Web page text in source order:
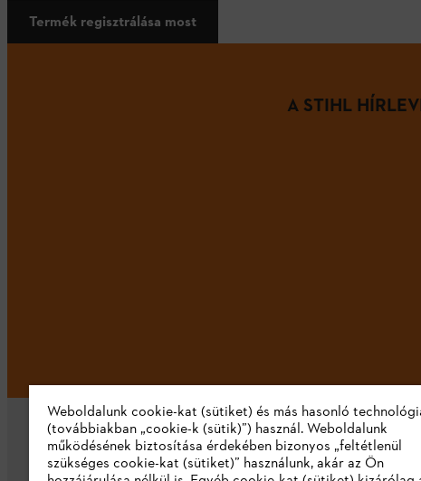
Termék regisztrálása most
A STIHL
Weboldalunk cookie-kat (sütiket) és más hasonló
(továbbiakban „cookie-k (sütik)”) használ. Weboldalunk
működésének biztosítása érdekében bizonyos „feltétlenül
szükséges cookie-kat (sütiket)” használunk, akár az Ön